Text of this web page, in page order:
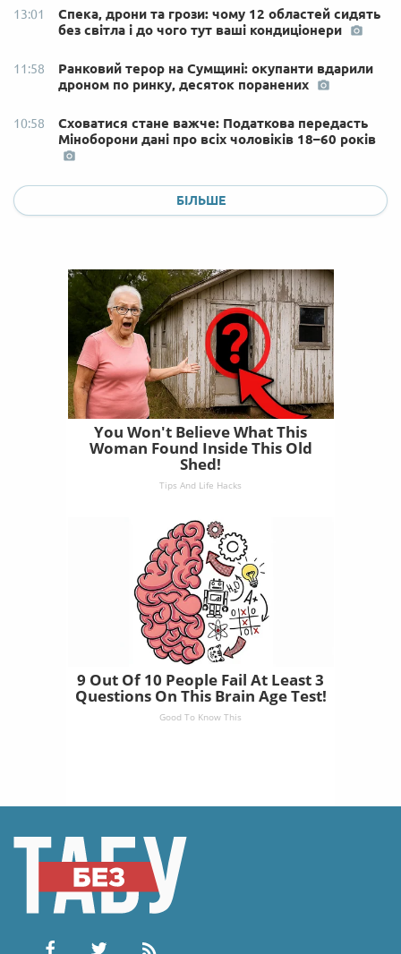
13:01
Спека, дрони та грози: чому 12 областей сидять
без світла і до чого тут ваші кондиціонери
11:58
Ранковий терор на Сумщині: окупанти вдарили
дроном по ринку, десяток поранених
10:58
Сховатися стане важче: Податкова передасть
Міноборони дані про всіх чоловіків 18–60 років
БІЛЬШЕ
You Won't Believe What This
Woman Found Inside This Old
Shed!
Tips And Life Hacks
9 Out Of 10 People Fail At Least 3
Questions On This Brain Age Test!
Good To Know This